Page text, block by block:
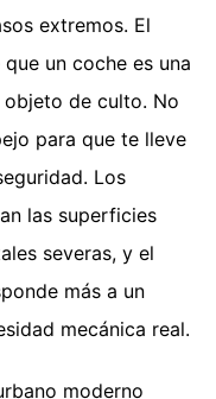
extremos. El
un coche es una
de culto. No
para que te lleve
Los
las superficies
severas, y el
más a un
mecánica real.
moderno